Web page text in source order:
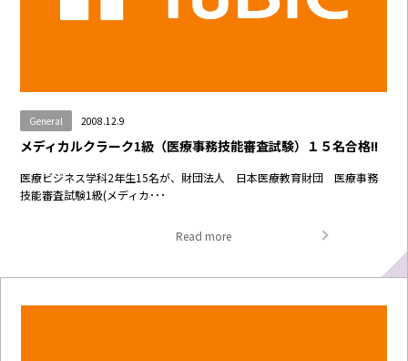
General 2008.12.9
メディカルクラーク1級（医療事務技能審査試験）１５名合格!!
医療ビジネス学科2年生15名が、財団法人 日本医療教育財団 医療事務
技能審査試験1級(メディカ･･･
Read more